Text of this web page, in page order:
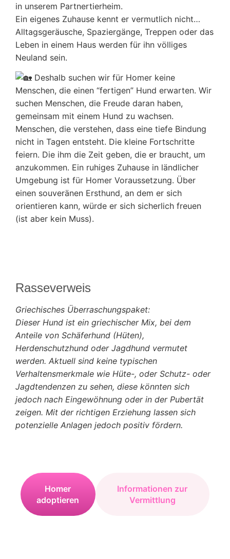
in unserem Partnertierheim.
Ein eigenes Zuhause kennt er vermutlich nicht…
Alltagsgeräusche, Spaziergänge, Treppen oder das
Leben in einem Haus werden für ihn völliges
Neuland sein.
Deshalb suchen wir für Homer keine
Menschen, die einen “fertigen” Hund erwarten. Wir
suchen Menschen, die Freude daran haben,
gemeinsam mit einem Hund zu wachsen.
Menschen, die verstehen, dass eine tiefe Bindung
nicht in Tagen entsteht. Die kleine Fortschritte
feiern. Die ihm die Zeit geben, die er braucht, um
anzukommen. Ein ruhiges Zuhause in ländlicher
Umgebung ist für Homer Voraussetzung. Über
einen souveränen Ersthund, an dem er sich
orientieren kann, würde er sich sicherlich freuen
(ist aber kein Muss).
Rasseverweis
Griechisches Überraschungspaket:
Dieser Hund ist ein griechischer Mix, bei dem
Anteile von Schäferhund (Hüten),
Herdenschutzhund oder Jagdhund vermutet
werden. Aktuell sind keine typischen
Verhaltensmerkmale wie Hüte-, oder Schutz- oder
Jagdtendenzen zu sehen, diese könnten sich
jedoch nach Eingewöhnung oder in der Pubertät
zeigen. Mit der richtigen Erziehung lassen sich
potenzielle Anlagen jedoch positiv fördern.
Homer
adoptieren
Informationen zur
Vermittlung